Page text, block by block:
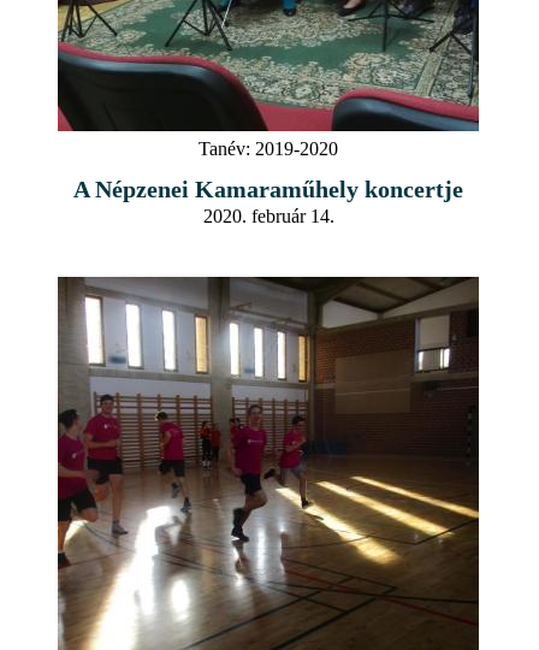
Tanév: 2019-2020
A Népzenei Kamaraműhely koncertje
2020. február 14.